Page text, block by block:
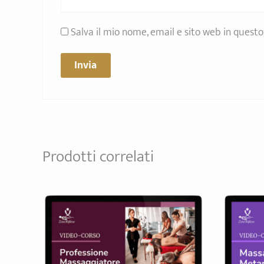
Salva il mio nome, email e sito web in
Prodotti correlati